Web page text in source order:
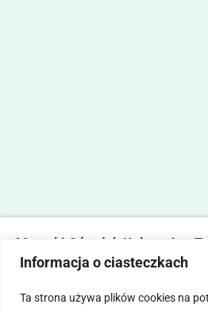
Informacja o ciasteczkach
Ta strona używa plików cookies na
Marecki Ośrodek Kultury im.
ul. Fabryczna 2, 05-270 Marki